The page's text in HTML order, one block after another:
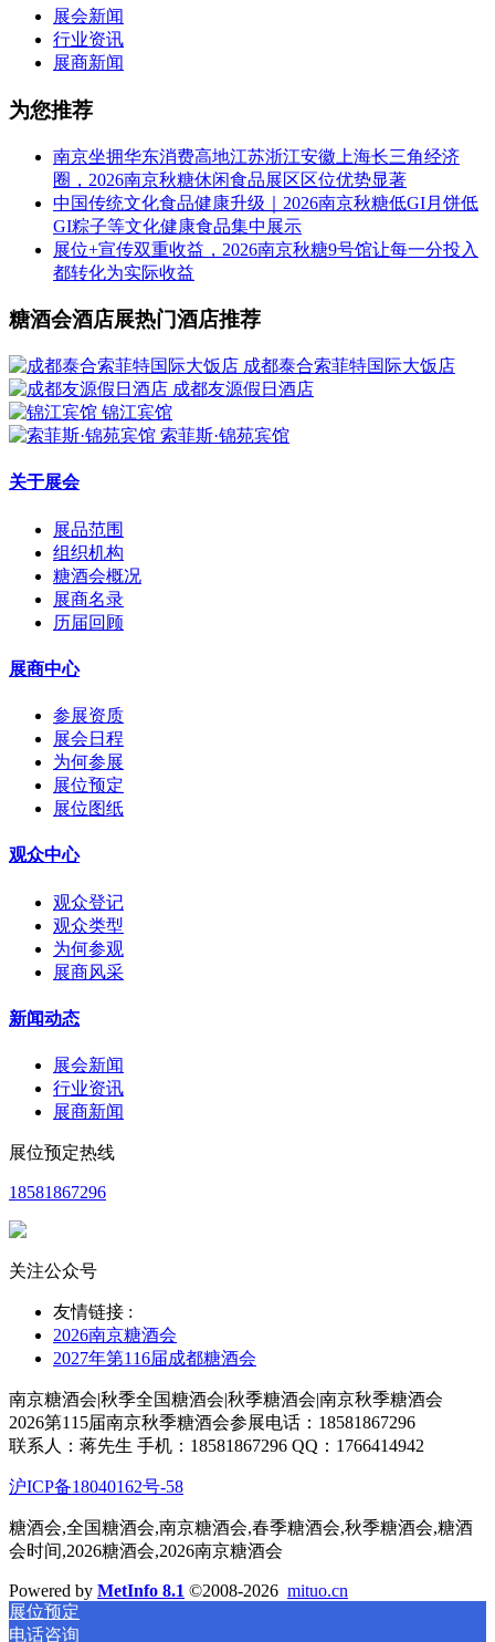
展会新闻
行业资讯
展商新闻
为您推荐
南京坐拥华东消费高地江苏浙江安徽上海长三角经济
圈，2026南京秋糖休闲食品展区区位优势显著
中国传统文化食品健康升级｜2026南京秋糖低GI月饼低
GI粽子等文化健康食品集中展示
展位+宣传双重收益，2026南京秋糖9号馆让每一分投入
都转化为实际收益
糖酒会酒店展热门酒店推荐
成都泰合索菲特国际大饭店
成都友源假日酒店
锦江宾馆
索菲斯·锦苑宾馆
关于展会
展品范围
组织机构
糖酒会概况
展商名录
历届回顾
展商中心
参展资质
展会日程
为何参展
展位预定
展位图纸
观众中心
观众登记
观众类型
为何参观
展商风采
新闻动态
展会新闻
行业资讯
展商新闻
展位预定热线
18581867296
关注公众号
友情链接 :
2026南京糖酒会
2027年第116届成都糖酒会
南京糖酒会|秋季全国糖酒会|秋季糖酒会|南京秋季糖酒会
2026第115届南京秋季糖酒会参展电话：18581867296
联系人：蒋先生 手机：18581867296 QQ：1766414942
沪ICP备18040162号-58
糖酒会,全国糖酒会,南京糖酒会,春季糖酒会,秋季糖酒会,糖酒
会时间,2026糖酒会,2026南京糖酒会
Powered by MetInfo 8.1 ©2008-2026 mituo.cn
展位预定
电话咨询